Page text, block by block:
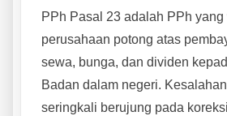
PPh Pasal 23 adalah PPh
perusahaan potong atas
sewa, bunga, dan dividen
Badan dalam negeri.
seringkali berujung pada